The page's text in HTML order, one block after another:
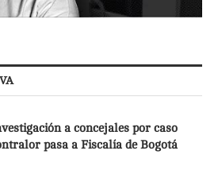
a concejales por caso
pasa a Fiscalía de Bogotá